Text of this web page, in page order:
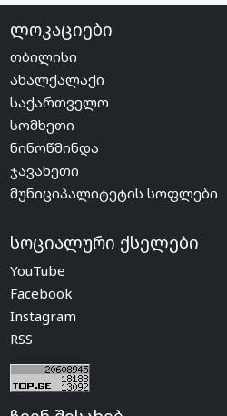
ლოკაციები
თბილისი
ახალქალაქი
საქართველო
სომხეთი
ნინოწმინდა
ჯავახეთი
მუნიციპალიტეტის სოფლები
სოციალური ქსელები
YouTube
Facebook
Instagram
RSS